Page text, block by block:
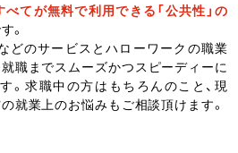
べてが無料で利用できる「公共性」の
。
どのサービスとハローワークの職業
職までスムーズかつスピーディーに
。求職中の方はもちろんのこと、現
就業上のお悩みもご相談頂けます。